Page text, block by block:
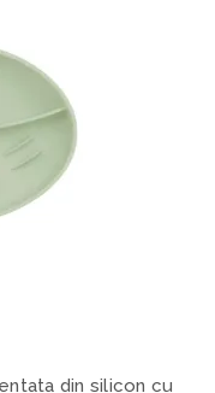
din silicon cu